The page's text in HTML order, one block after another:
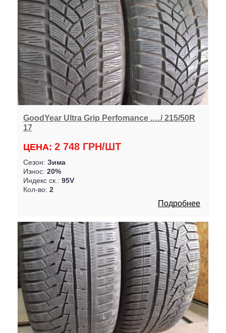
GoodYear Ultra Grip Perfomance .…/ 215/50R
17
ЦЕНА: 2 748 ГРН/ШТ
Сезон: Зима
Износ: 20%
Индекс ск.: 95V
Кол-во: 2
Подробнее